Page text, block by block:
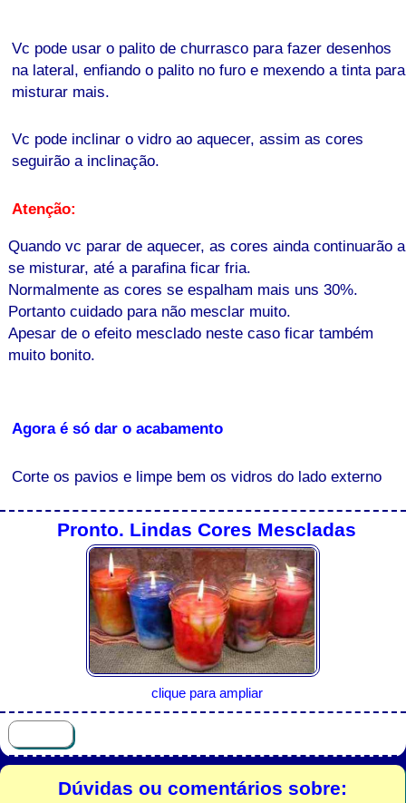
Vc pode usar o palito de churrasco para fazer desenhos
na lateral, enfiando o palito no furo e mexendo a tinta para
misturar mais.
Vc pode inclinar o vidro ao aquecer, assim as cores
seguirão a inclinação.
Atenção:
Quando vc parar de aquecer, as cores ainda continuarão a
se misturar, até a parafina ficar fria.
Normalmente as cores se espalham mais uns 30%.
Portanto cuidado para não mesclar muito.
Apesar de o efeito mesclado neste caso ficar também
muito bonito.
Agora é só dar o acabamento
Corte os pavios e limpe bem os vidros do lado externo
Pronto. Lindas Cores Mescladas
clique para ampliar
Dúvidas ou comentários sobre: